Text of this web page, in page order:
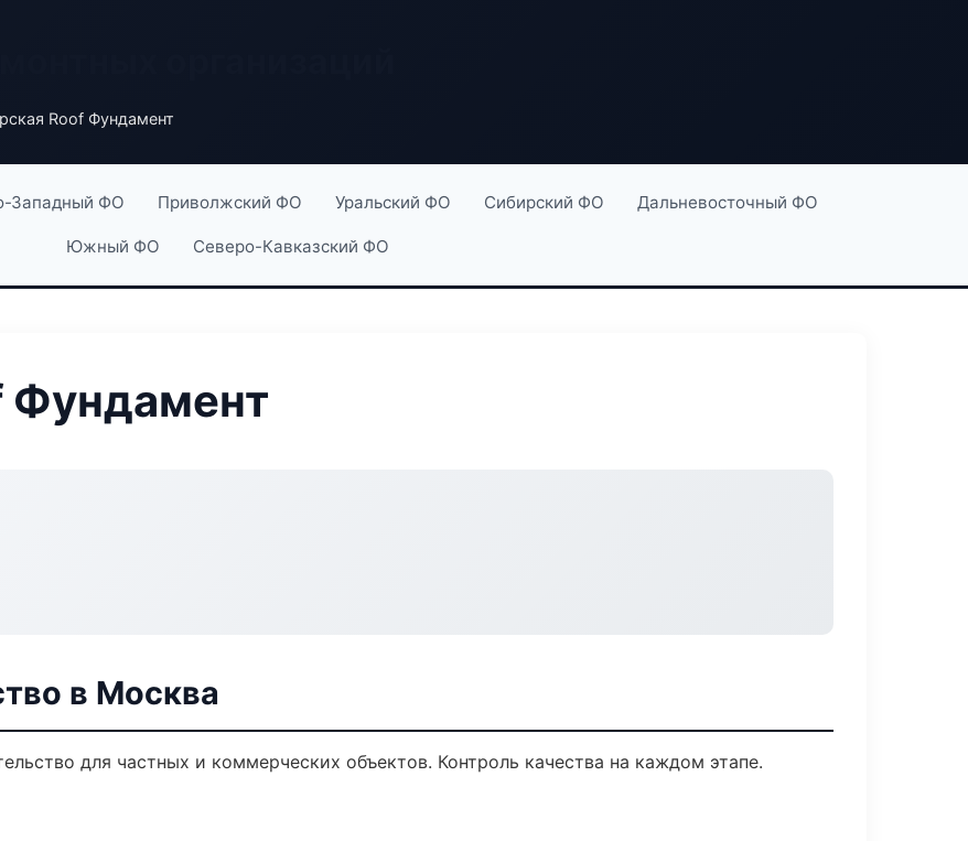
Roof Фундамент
Западный ФО Приволжский ФО Уральский ФО Сибирский ФО Дальневосточный ФО
Южный ФО Северо-Кавказский ФО
Фундамент
в Москва
для частных и коммерческих объектов. Контроль качества на каждом этапе.